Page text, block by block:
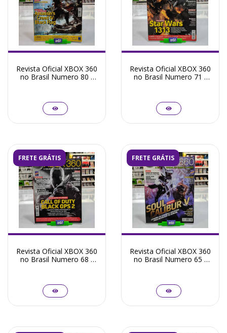
Revista Oficial XBOX 360
no Brasil Numero 80 -
Revista Oficial XBOX 360
no Brasil Numero 71 -
FRETE GRÁTIS
Revista Oficial XBOX 360
no Brasil Numero 68 -
FRETE GRÁTIS
Revista Oficial XBOX 360
no Brasil Numero 65 -